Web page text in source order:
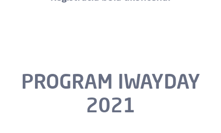
PROGRAM IWAYDAY
2021